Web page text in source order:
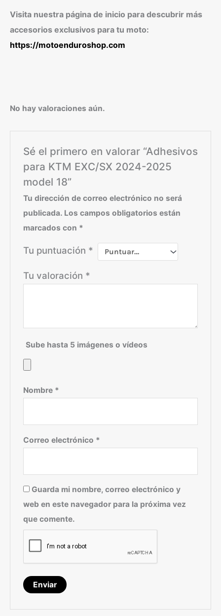
Visita nuestra página de inicio para descubrir más
accesorios exclusivos para tu moto:
https://motoenduroshop.com
No hay valoraciones aún.
Sé el primero en valorar “Adhesivos
para KTM EXC/SX 2024-2025
model 18”
Tu dirección de correo electrónico no será
publicada. Los campos obligatorios están
marcados con *
Tu puntuación *
Tu valoración *
Sube hasta 5 imágenes o vídeos
Nombre *
Correo electrónico *
Guarda mi nombre, correo electrónico y
web en este navegador para la próxima vez
que comente.